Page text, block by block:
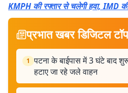
KMPH की रफ्तार से चलेगी हवा, IMD की
प्रभात खबर डिजिटल टॉप
1 पटना के बाईपास में 3 घंटे
हटाए जा रहे जले वाहन